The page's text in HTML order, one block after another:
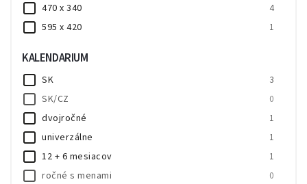
470 x 340 4
595 x 420 1
860 x 600
KALENDARIUM
SK 3
SK/CZ 0
dvojročné 1
univerzálne 1
12 + 6 mesiacov 1
ročné s menami 0